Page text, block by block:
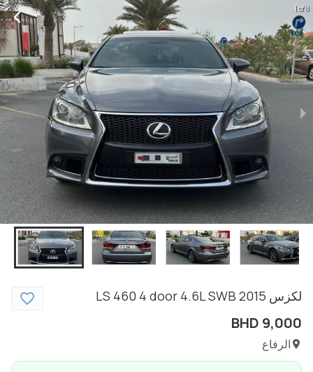
لكزس LS 460 4 door 4.6L SWB 2015
BHD 9,000
الرفاع
1 of 8